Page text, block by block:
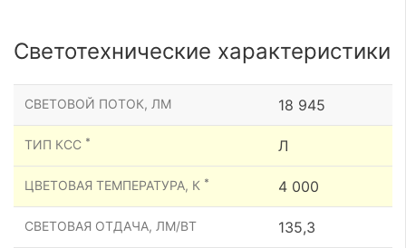
Светотехнические характеристики
СВЕТОВОЙ ПОТОК, ЛМ 18 945
ТИП КСС * Л
ЦВЕТОВАЯ ТЕМПЕРАТУРА, К * 4 000
СВЕТОВАЯ ОТДАЧА, ЛМ/ВТ 135,3